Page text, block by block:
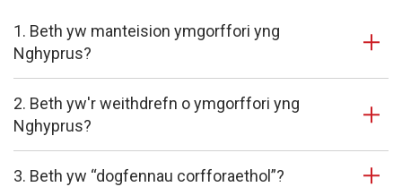
1. Beth yw manteision ymgorffori yng
Nghyprus?
2. Beth yw'r weithdrefn o ymgorffori yng
Nghyprus?
3. Beth yw “dogfennau corfforaethol”?